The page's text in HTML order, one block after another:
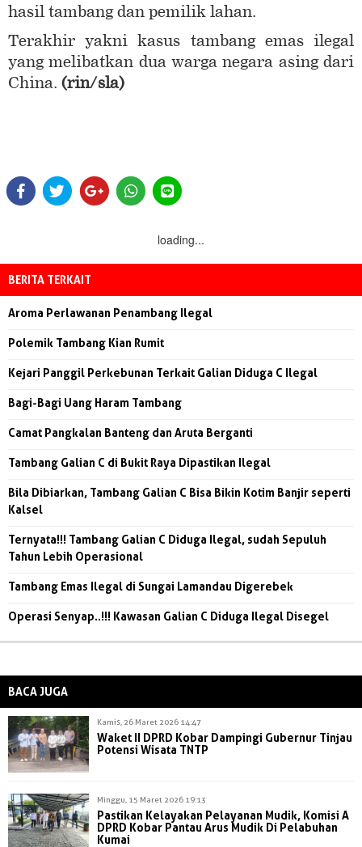
hasil tambang dan pemilik lahan.
Terakhir yakni kasus tambang emas ilegal
yang melibatkan dua warga negara asing dari
China. (rin/sla)
loading...
BERITA TERKAIT
Aroma Perlawanan Penambang Ilegal
Polemik Tambang Kian Rumit
Kejari Panggil Perkebunan Terkait Galian Diduga C Ilegal
Bagi-Bagi Uang Haram Tambang
Camat Pangkalan Banteng dan Aruta Berganti
Tambang Galian C di Bukit Raya Dipastikan Ilegal
Bila Dibiarkan, Tambang Galian C Bisa Bikin Kotim Banjir seperti
Kalsel
Ternyata!!! Tambang Galian C Diduga Ilegal, sudah Sepuluh
Tahun Lebih Operasional
Tambang Emas Ilegal di Sungai Lamandau Digerebek
Operasi Senyap..!!! Kawasan Galian C Diduga Ilegal Disegel
BACA JUGA
Kamis, 26 Maret 2026 14:47
Waket II DPRD Kobar Dampingi Gubernur Tinjau
Potensi Wisata TNTP
Minggu, 15 Maret 2026 19:13
Pastikan Kelayakan Pelayanan Mudik, Komisi A
DPRD Kobar Pantau Arus Mudik Di Pelabuhan
Kumai